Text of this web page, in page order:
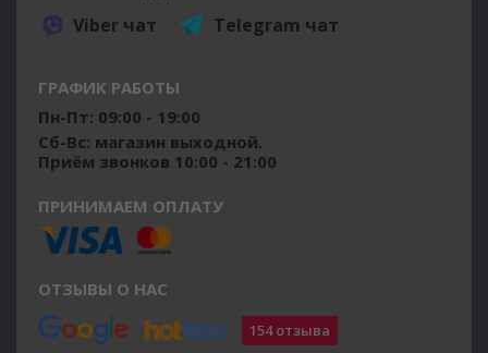
Viber чат Telegram чат
ГРАФИК РАБОТЫ
Пн-Пт: 09:00 - 19:00
Сб-Вс: магазин выходной.
Приём звонков 10:00 - 21:00
ПРИНИМАЕМ ОПЛАТУ
ОТЗЫВЫ О НАС
154 отзыва